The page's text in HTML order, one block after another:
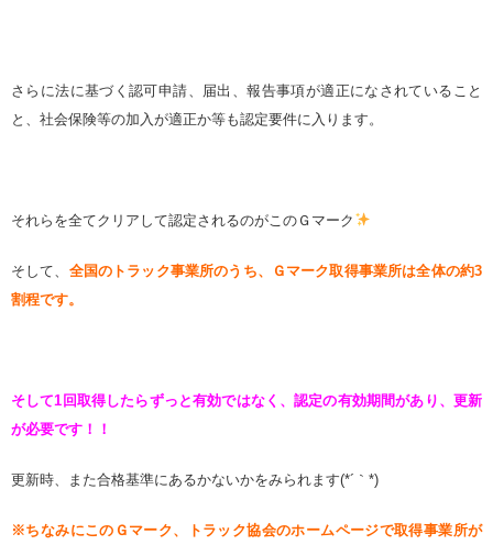
さらに法に基づく認可申請、届出、報告事項が適正になされていること
と、社会保険等の加入が適正か等も認定要件に入ります。
それらを全てクリアして認定されるのがこのＧマーク
そして、 全国のトラック事業所のうち、Ｇマーク取得事業所は全体の約3
割程です。
そして1回取得したらずっと有効ではなく、認定の有効期間があり、更新
が必要です！！
更新時、また合格基準にあるかないかをみられます(*´｀ *)
※ちなみにこのＧマーク、トラック協会のホームページで取得事業所が